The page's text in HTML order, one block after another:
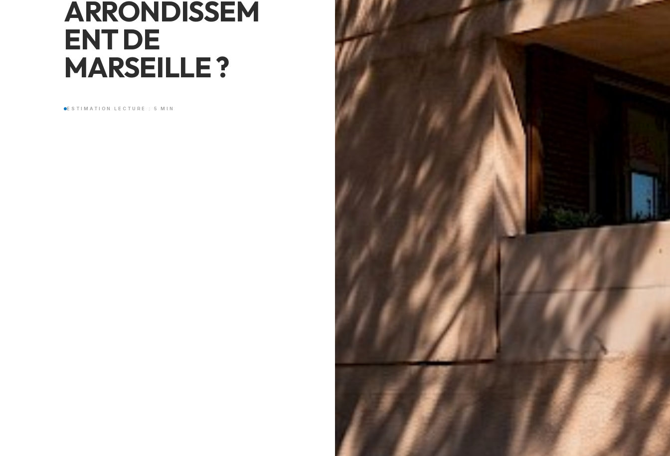
ARRONDISSEM
ENT DE
MARSEILLE ?
ESTIMATION LECTURE : 5 MIN